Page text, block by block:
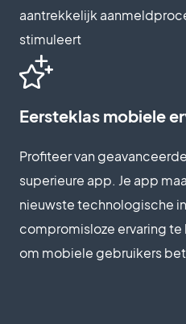
aantrekkelijk
stimuleert
Eersteklas mobiele
Profiteer van
superieure app. Je app
nieuwste technologische
compromisloze ervaring
om mobiele gebruikers